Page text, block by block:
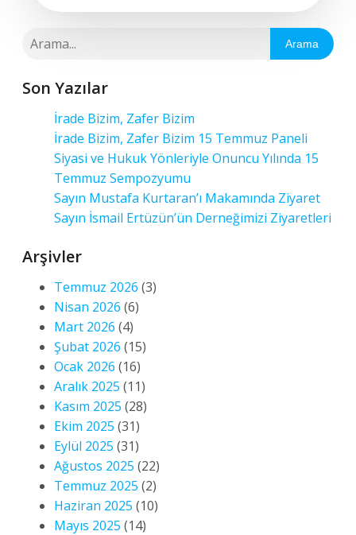
Arama
Son Yazılar
İrade Bizim, Zafer Bizim
İrade Bizim, Zafer Bizim 15 Temmuz Paneli
Siyasi ve Hukuk Yönleriyle Onuncu Yılında 15
Temmuz Sempozyumu
Sayın Mustafa Kurtaran’ı Makamında Ziyaret
Sayın İsmail Ertüzün’ün Derneğimizi Ziyaretleri
Arşivler
Temmuz 2026 (3)
Nisan 2026 (6)
Mart 2026 (4)
Şubat 2026 (15)
Ocak 2026 (16)
Aralık 2025 (11)
Kasım 2025 (28)
Ekim 2025 (31)
Eylül 2025 (31)
Ağustos 2025 (22)
Temmuz 2025 (2)
Haziran 2025 (10)
Mayıs 2025 (14)